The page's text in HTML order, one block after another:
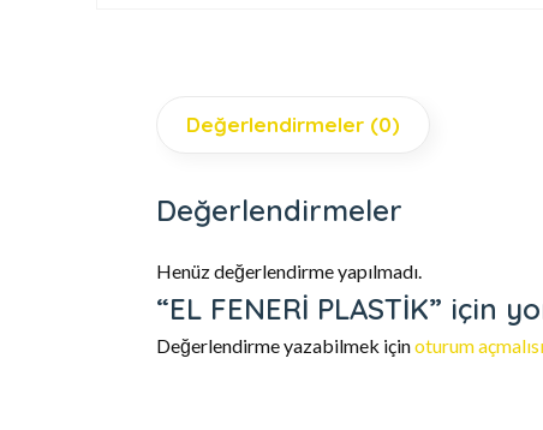
Değerlendirmeler (0)
Değerlendirmeler
Henüz değerlendirme yapılmadı.
“EL FENERİ PLASTİK” için
Değerlendirme yazabilmek içinoturum